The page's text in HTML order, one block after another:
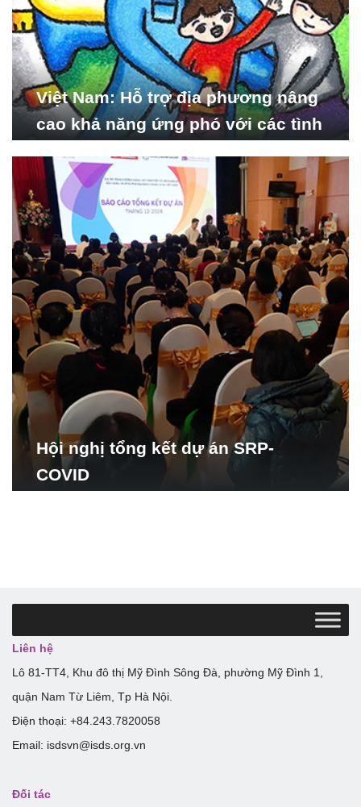
Việt Nam: Hỗ trợ địa phương nâng
cao khả năng ứng phó với các tình
Hội nghị tổng kết dự án SRP-
COVID
Liên hệ
Lô 81-TT4, Khu đô thị Mỹ Đình Sông Đà, phường Mỹ Đình 1,
quận Nam Từ Liêm, Tp Hà Nội.
Điện thoại: +84.243.7820058
Email: isdsvn@isds.org.vn
Đối tác